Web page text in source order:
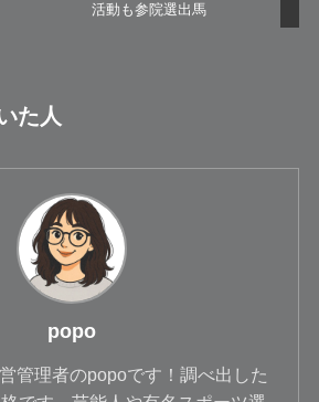
活動も参院選出馬
た人
popo
管理者のpopoです！調べ出した